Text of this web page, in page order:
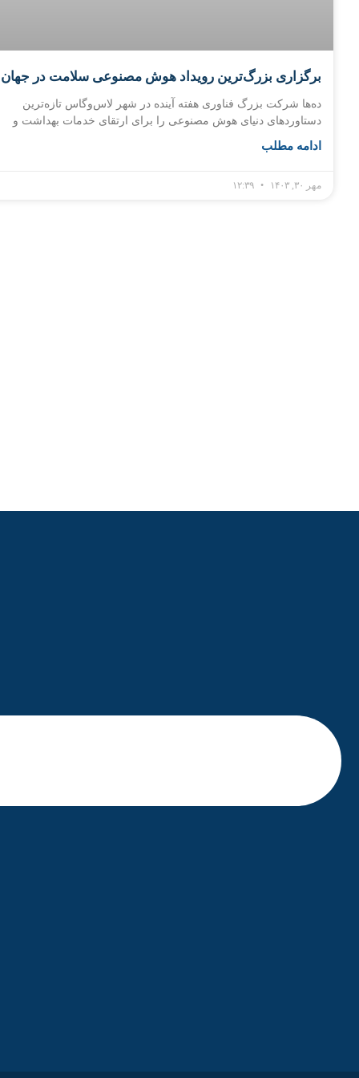
برگزاری بزرگ‌ترین رویداد هوش مصنوعی سلامت در جهان
ده‌ها شرکت بزرگ فناوری هفته آینده در شهر لاس‌وگاس تازه‌ترین
دستاوردهای دنیای هوش مصنوعی را برای ارتقای خدمات بهداشت و
ادامه مطلب
مهر ۳۰, ۱۴۰۳